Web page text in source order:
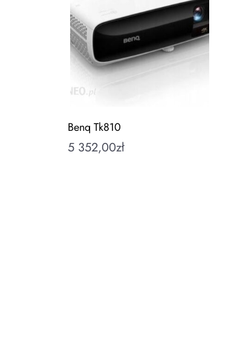
Benq Tk810
5 352,00zł